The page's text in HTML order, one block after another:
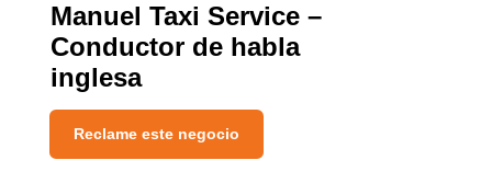
Manuel Taxi Service –
Conductor de habla
inglesa
Reclame este negocio